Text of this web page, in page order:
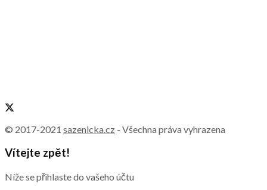
© 2017-2021 sazenicka.cz - Všechna práva vyhrazena
Vítejte zpět!
Níže se přihlaste do vašeho účtu